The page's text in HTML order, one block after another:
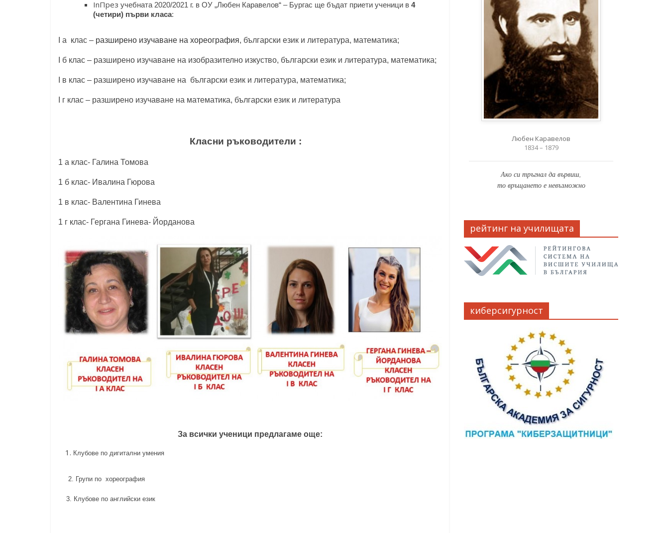
InПрез учебната 2020/2021 г. в ОУ „Любен Каравелов“ – Бургас ще бъдат приети ученици в 4
(четири) първи класа:
І а клас – разширено изучаване на хореография, български език и литература, математика;
І б клас – разширено изучаване на изобразително изкуство, български език и литература, математика;
І в клас – разширено изучаване на български език и литература, математика;
І г клас – разширено изучаване на математика, български език и литература
Класни ръководители :
1 а клас- Галина Томова
1 б клас- Ивалина Гюрова
1 в клас- Валентина Гинева
1 г клас- Гергана Гинева- Йорданова
За всички ученици предлагаме още:
Клубове по дигитални умения
2. Групи по хореография
3. Клубове по английски език
Любен Каравелов
1834 – 1879
Ако си тръгнал да вървиш,
то връщането е невъзможно
рейтинг на училищата
киберсигурност